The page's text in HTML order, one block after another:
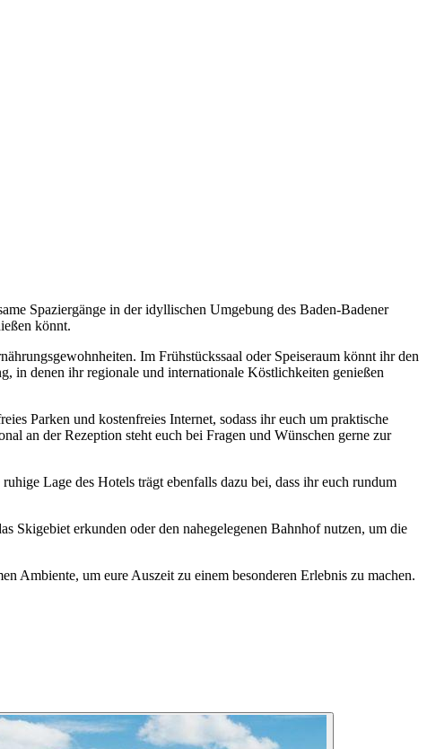
Spaziergänge in der idyllischen Umgebung des Baden-Badener
könnt.
Im Frühstückssaal oder Speiseraum könnt ihr den
in denen ihr regionale und internationale Köstlichkeiten genießen
Parken und kostenfreies Internet, sodass ihr euch um praktische
an der Rezeption steht euch bei Fragen und Wünschen gerne zur
Lage des Hotels trägt ebenfalls dazu bei, dass ihr euch rundum
Skigebiet erkunden oder den nahegelegenen Bahnhof nutzen, um die
Ambiente, um eure Auszeit zu einem besonderen Erlebnis zu machen.